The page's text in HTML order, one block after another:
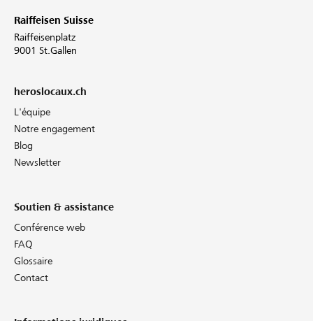
Raiffeisen Suisse
Raiffeisenplatz
9001 St.Gallen
heroslocaux.ch
L'équipe
Notre engagement
Blog
Newsletter
Soutien & assistance
Conférence web
FAQ
Glossaire
Contact